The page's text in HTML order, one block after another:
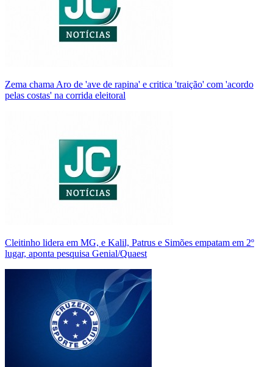
Zema chama Aro de 'ave de rapina' e critica 'traição' com 'acordo
pelas costas' na corrida eleitoral
Cleitinho lidera em MG, e Kalil, Patrus e Simões empatam em 2º
lugar, aponta pesquisa Genial/Quaest